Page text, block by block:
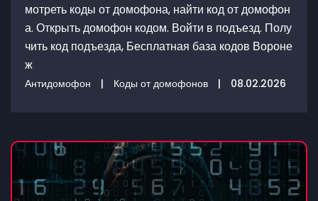
мотреть коды от домофона, найти код от домофон
а. Открыть домофон кодом. Войти в подъезд. Полу
чить код подъезда, Бесплатная база кодов Вороне
ж
Антидомофон | Коды от домофонов | 08.02.2026